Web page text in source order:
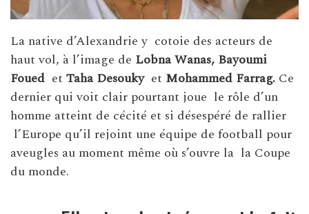
La native d’Alexandrie y cotoie des acteurs de
haut vol, à l’image de Lobna Wanas, Bayoumi
Foued et Taha Desoukyet Mohammed Farrag. Ce
dernier qui voit clair pourtant joue le rôle d’un
homme atteint de cécité et si désespéré de rallier
l’Europe qu’il rejoint une équipe de football pour
aveugles au moment même où s’ouvre la la Coupe
du monde.